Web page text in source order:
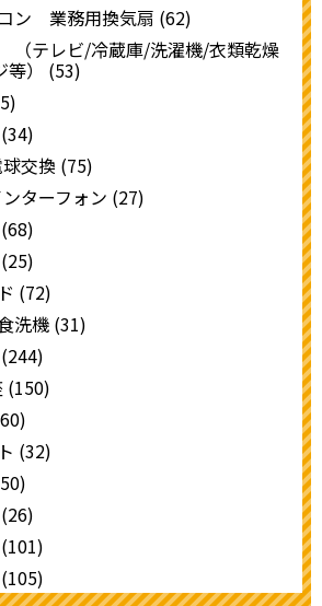
ン 業務用換気扇 (62)
（テレビ/冷蔵庫/洗濯機/衣類乾燥
等） (53)
交換 (75)
ターフォン (27)
(72)
洗機 (31)
(150)
(32)